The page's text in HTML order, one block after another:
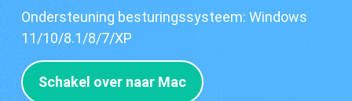
Blu-ray-kopie
Ondersteuning besturingssysteem: Windows
11/10/8.1/8/7/XP
Schakel over naar Mac